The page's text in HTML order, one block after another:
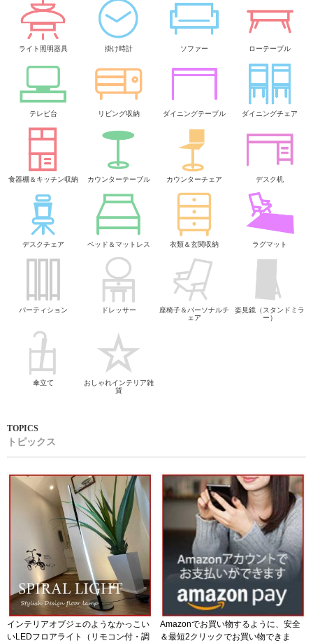
ライト照明器具 掛け時計 ソファー ローテーブル
テレビ台 リビング収納 ダイニングテーブル ダイニングチェア
食器棚＆キッチン収納 カウンターテーブル カウンターチェア デスク机
デスクチェア ベッド＆マットレス 衣類＆玄関収納 ラグマット
パーティション ドレッサー
座椅子＆パーソナルチ
ェア
姿見鏡（スタンドミラ
ー）
傘立て
おしゃれインテリア雑
貨
トピックス
インテリアオブジェのようなかっこい
いLEDフロアライト（リモコン付・調
Amazonでお買い物するように、安全
＆最短2クリックでお買い物できま